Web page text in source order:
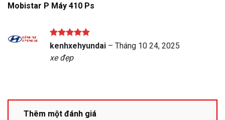
Mobistar P Máy 410 Ps
Được xếp
sao
kenhxehyundai – Tháng 10 24, 2025
xe đẹp
Thêm một đánh giá